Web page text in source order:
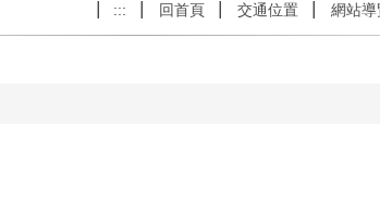
::: 回首頁 交通位置 網站導